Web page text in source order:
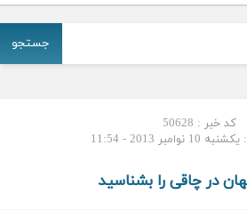
جستجو
کد خبر : 50628
2013 - 11:54
در چاقی را بشناسید